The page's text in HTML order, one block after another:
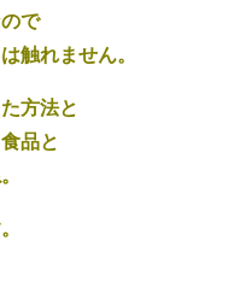
で
触れません。
方法と
品と